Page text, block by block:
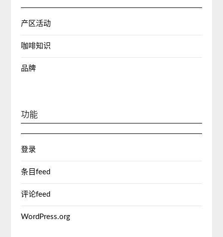
产区活动
咖啡知识
品牌
功能
登录
条目feed
评论feed
WordPress.org